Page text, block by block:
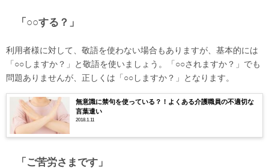
「○○する？」
利用者様に対して、敬語を使わない場合もありますが、基本的には
「○○しますか？」と敬語を使いましょう。「○○されますか？」でも
問題ありませんが、正しくは「○○しますか？」となります。
無意識に禁句を使っている？！よくある介護職員の不適切な
言葉遣い
2018.1.11
「ご苦労さまです」